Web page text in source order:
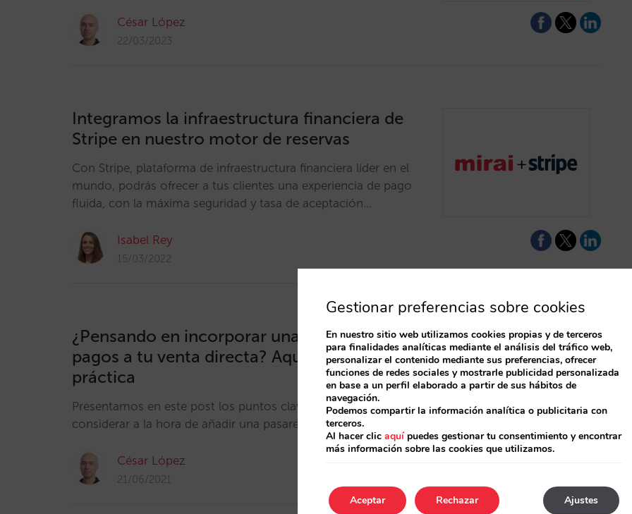
César López
22/03/2023
Integramos la infraestructura financiera de
Stripe en nuestro motor de reservas
Con Stripe, plataforma de infraestructura financiera líder en el
mundo, podrás ofrecer a tus clientes una experiencia de pago
fluida, con la máxima seguridad y tasa de aceptación…
Isabel Rey
15/03/2022
¿Pensando en incorporar una pasarela de
pagos a tu venta directa? Aquí tienes una guía
práctica
Presentamos en este post los puntos clave que debes
considerar a la hora de añadir una pasarela de pago a tu web.…
César López
21/06/2021
Gestionar preferencias sobre cookies
En nuestro sitio web utilizamos cookies propias y de terceros
para finalidades analíticas mediante el análisis del tráfico web,
personalizar el contenido mediante sus preferencias, ofrecer
funciones de redes sociales y mostrarle publicidad personalizada
en base a un perfil elaborado a partir de sus hábitos de
navegación.
Podemos compartir la información analítica o publicitaria con
terceros.
Al hacer clic aquípuedes gestionar tu consentimiento y encontrar
más información sobre las cookies que utilizamos.
Aceptar Ajustes
Rechazar